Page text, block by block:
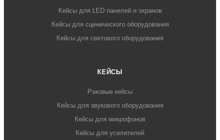
Кейсы для LED панелей и экранов
Кейсы для сценического оборудования
Кейсы для светового оборудования
КЕЙСЫ
Рэковые кейсы
Кейсы для звукового оборудования
Кейсы для микрофонов
Кейсы для усилителей